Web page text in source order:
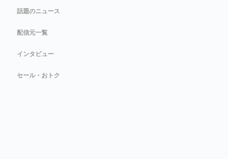
話題のニュース
配信元一覧
インタビュー
セール・おトク